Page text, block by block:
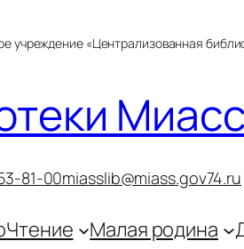
учреждение «Централизованная
81-00miasslib@miass.gov74.ru
Малая родина